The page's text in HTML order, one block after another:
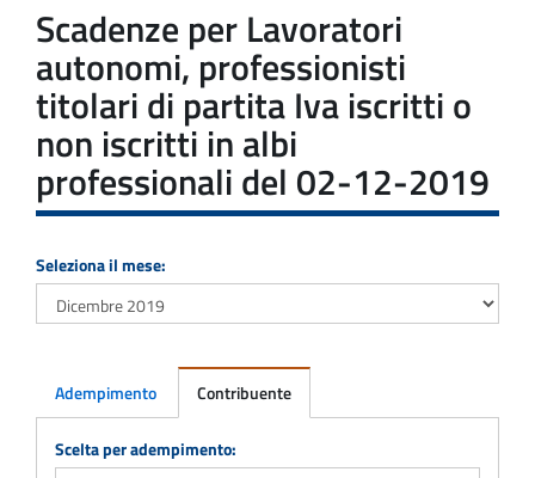
Scadenze per Lavoratori
autonomi, professionisti
titolari di partita Iva iscritti o
non iscritti in albi
professionali del 02-12-2019
Seleziona il mese:
Adempimento Contribuente
Adempimento
Scelta per adempimento: